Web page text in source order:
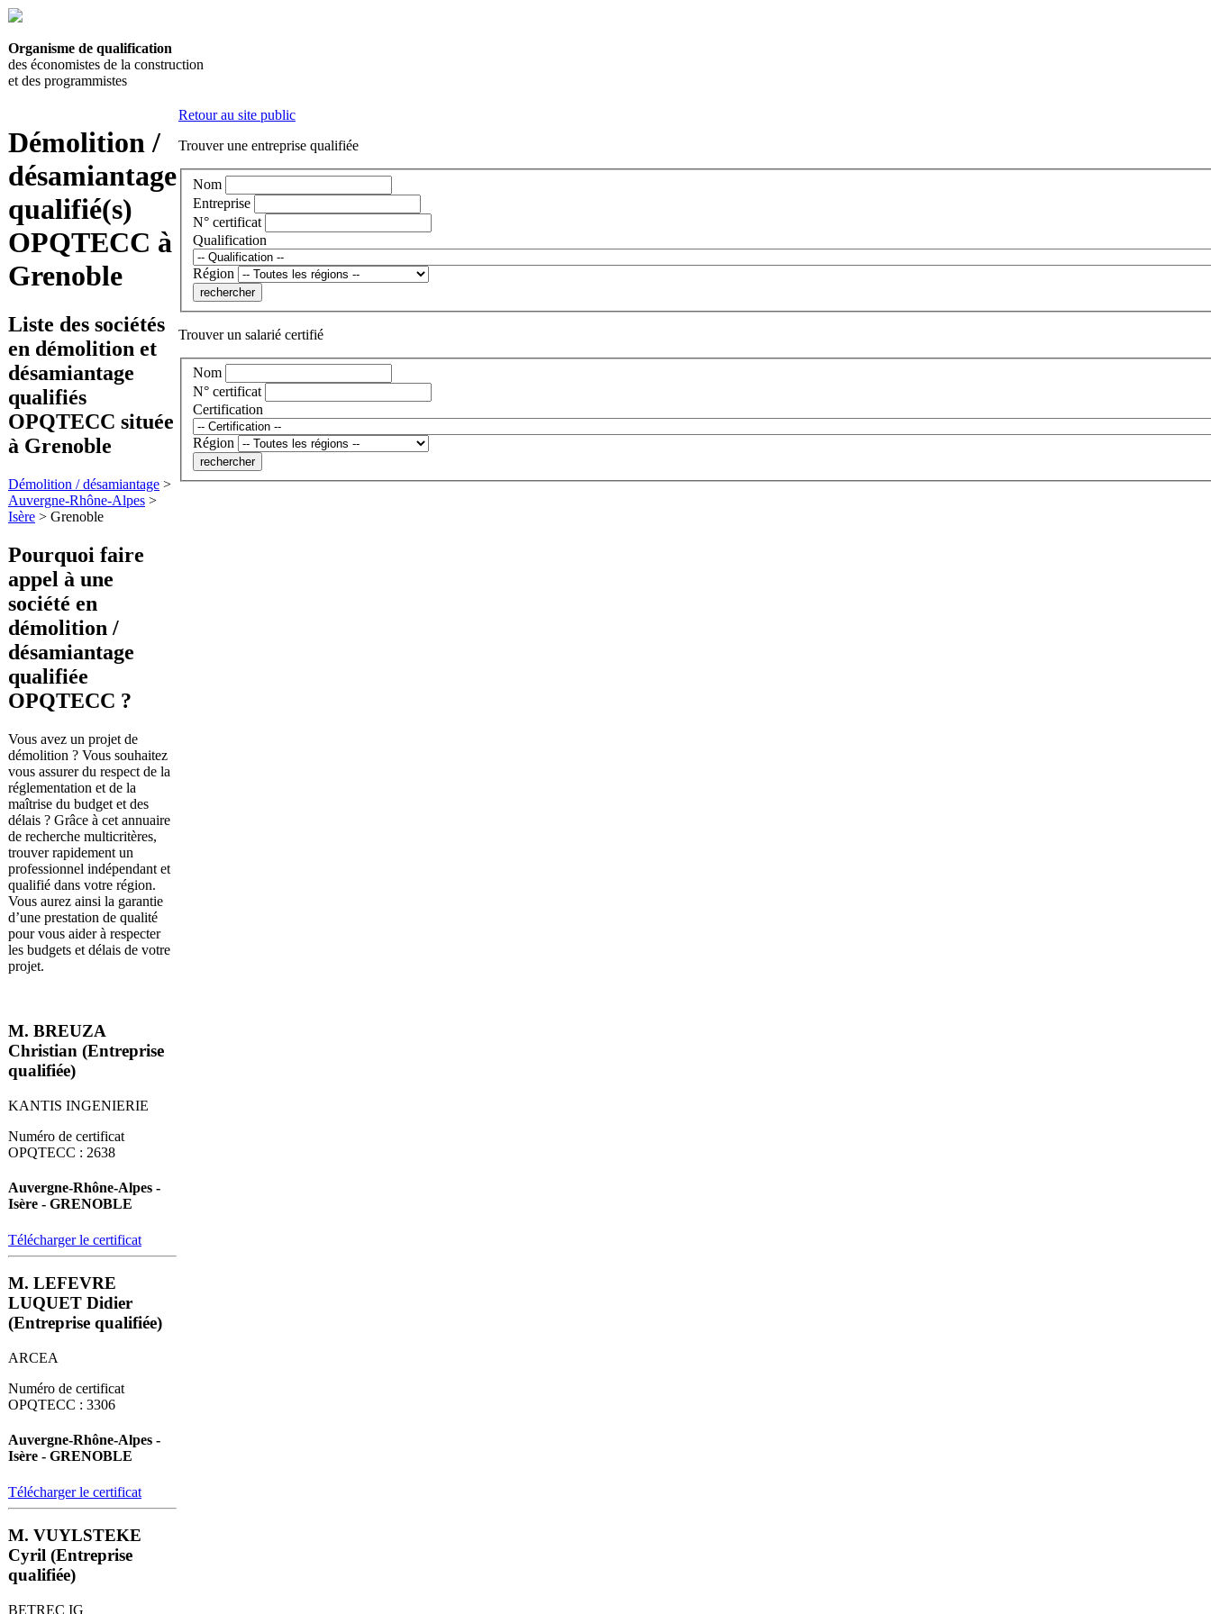
Organisme de qualification
des économistes de la construction
et des programmistes
Démolition /
désamiantage
qualifié(s)
OPQTECC à
Grenoble
Liste des sociétés
en démolition et
désamiantage
qualifiés
OPQTECC située
à Grenoble
Démolition / désamiantage >
Auvergne-Rhône-Alpes >
Isère > Grenoble
Pourquoi faire
appel à une
société en
démolition /
désamiantage
qualifiée
OPQTECC ?
Vous avez un projet de
démolition ? Vous souhaitez
vous assurer du respect de la
réglementation et de la
maîtrise du budget et des
délais ? Grâce à cet annuaire
de recherche multicritères,
trouver rapidement un
professionnel indépendant et
qualifié dans votre région.
Vous aurez ainsi la garantie
d’une prestation de qualité
pour vous aider à respecter
les budgets et délais de votre
projet.
M. BREUZA
Christian (Entreprise
qualifiée)
KANTIS INGENIERIE
Numéro de certificat
OPQTECC : 2638
Auvergne-Rhône-Alpes -
Isère - GRENOBLE
Télécharger le certificat
M. LEFEVRE
LUQUET Didier
(Entreprise qualifiée)
ARCEA
Numéro de certificat
OPQTECC : 3306
Auvergne-Rhône-Alpes -
Isère - GRENOBLE
Télécharger le certificat
M. VUYLSTEKE
Cyril (Entreprise
qualifiée)
BETREC IG
Retour au site public
Trouver une entreprise qualifiée
Nom
Entreprise
N° certificat
Qualification
Région
Trouver un salarié certifié
Nom
N° certificat
Certification
Région